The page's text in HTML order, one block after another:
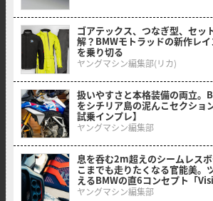
ゴアテックス、つなぎ型、セッ
解？BMWモトラッドの新作レ
を乗り切る
ヤングマシン編集部(リカ)
扱いやすさと本格装備の両立。
をシチリア島の泥んこセクショ
試乗インプレ】
ヤングマシン編集部
息を呑む2m超えのシームレス
こまでも走りたくなる官能美。
えるBMWの直6コンセプト「
ヤングマシン編集部